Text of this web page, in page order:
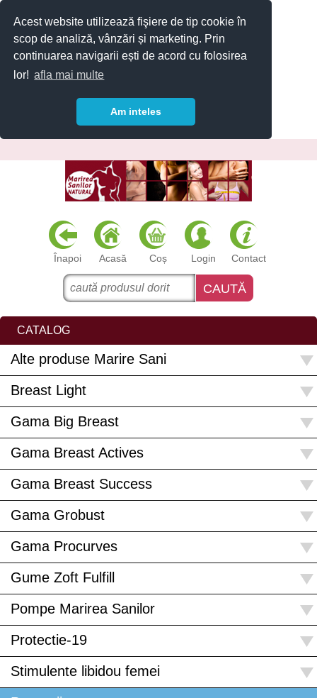
Acest website utilizează fişiere de tip cookie în
scop de analiză, vânzări și marketing. Prin
continuarea navigarii ești de acord cu folosirea
lor! afla mai multe
Am inteles
Înapoi Acasă Coș Login Contact
CATALOG
Alte produse Marire Sani
Breast Light
Gama Big Breast
Gama Breast Actives
Gama Breast Success
Gama Grobust
Gama Procurves
Gume Zoft Fulfill
Pompe Marirea Sanilor
Protectie-19
Stimulente libidou femei